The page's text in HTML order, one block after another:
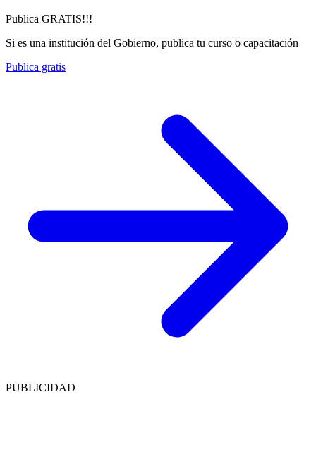
Publica GRATIS!!!
Si es una institución del Gobierno, publica tu curso o capacitación
Publica gratis
PUBLICIDAD